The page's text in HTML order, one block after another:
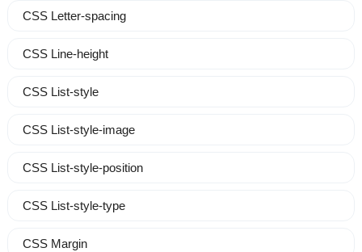
CSS Letter-spacing
CSS Line-height
CSS List-style
CSS List-style-image
CSS List-style-position
CSS List-style-type
CSS Margin